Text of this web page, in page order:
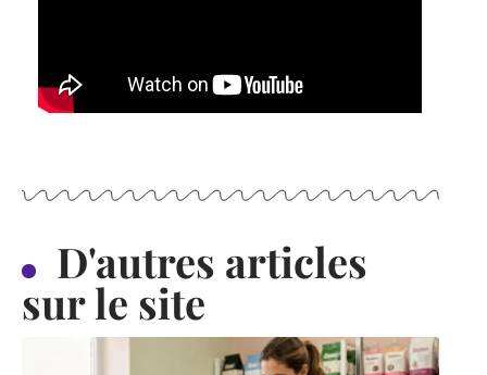
D'autres articles
sur le site